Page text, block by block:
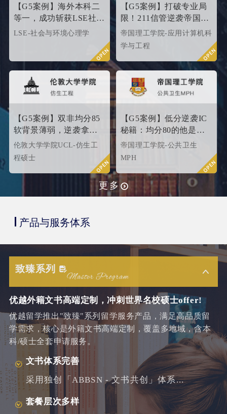
【G5案例】海外本科二
等一，成功斩获LSE社会
与环境心理学硕士
LSE-社会与环境心理学
【G5案例】打破专业局
限！211信管逆袭帝国理
工G5硬核计算机专业
帝国理工学院-应用计算机科
学与工程
【G5案例】双非均分85
软背景薄弱，逆袭拿下
UCL伦敦大学学院
offer！
伦敦大学学院UCL-仿生工
程硕士
【G5案例】低分逆袭IC
秘籍：均分80的他是这
样打动招生官的
帝国理工学院-公共卫生
MPH
更多
产品与服务体系
致臻系列
优越外籍文书高端定制，冲刺世界名校硕士offer!
优越留学推出"致臻"系列留学服务产品，满足高品质留
学需求，核心是外籍文书高端定制，覆盖多地域，含本
科/硕士全套申请服务。
文书体系完善
采用独创「ABBSN - 文书共创」体系...
套餐层次多样